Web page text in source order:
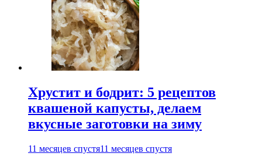
Хрустит и бодрит: 5 рецептов
квашеной капусты, делаем
вкусные заготовки на зиму
11 месяцев спустя11 месяцев спустя